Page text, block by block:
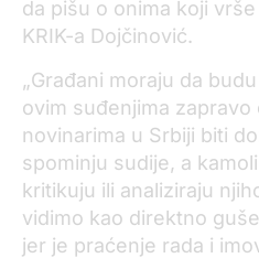
da pišu o onima koji
KRIK-a Dojčinović.
„Građani moraju da
ovim suđenjima zapravo
novinarima u Srbiji biti
spominju sudije, a
kritikuju ili analiziraju
vidimo kao direktno
jer je praćenje rada i